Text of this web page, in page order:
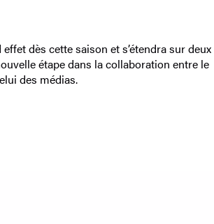
dès cette saison et s’étendra sur deux
étape dans la collaboration entre le
des médias.